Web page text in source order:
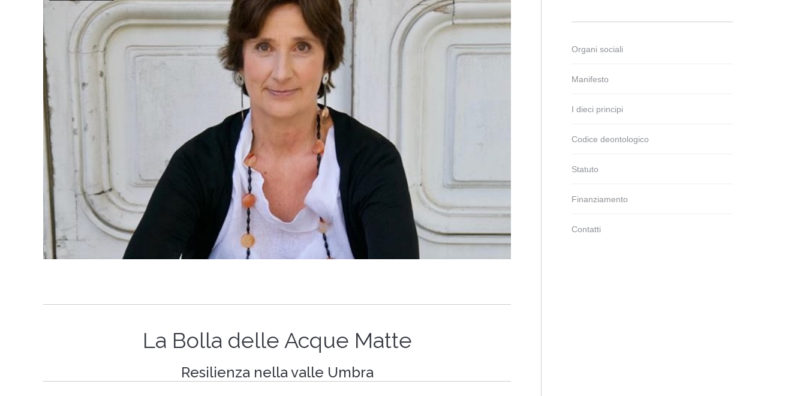
La Bolla delle Acque Matte
Resilienza nella valle Umbra
Organi sociali
Manifesto
I dieci principi
Codice deontologico
Statuto
Finanziamento
Contatti